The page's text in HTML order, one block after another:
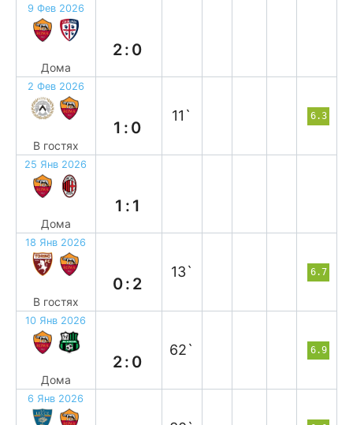
9 Фев 2026
Дома
2:0
2 Фев 2026
В гостях
1:0
11` 6.3
25 Янв 2026
Дома
1:1
18 Янв 2026
В гостях
0:2
13` 6.7
10 Янв 2026
Дома
2:0
62` 6.9
6 Янв 2026